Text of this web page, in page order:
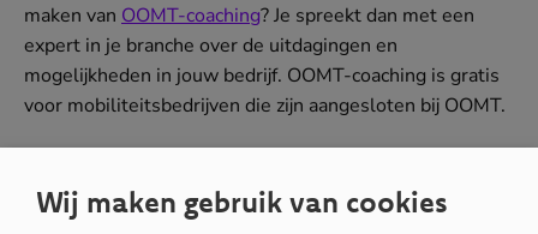
maken van OOMT-coaching? Je spreekt dan met een
expert in je branche over de uitdagingen en
mogelijkheden in jouw bedrijf. OOMT-coaching is gratis
voor mobiliteitsbedrijven die zijn aangesloten bij OOMT.
Wij maken gebruik van cookies